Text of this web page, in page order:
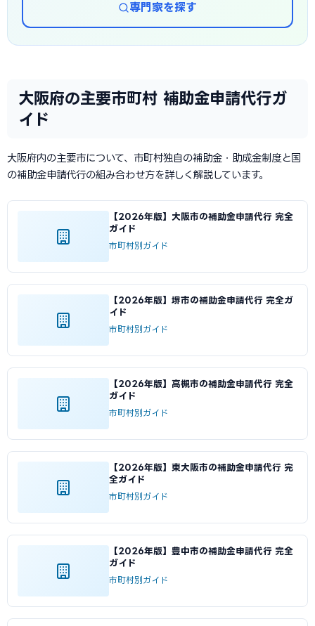
専門家を探す
大阪府の主要市町村 補助金申請代行ガ
イド
大阪府内の主要市について、市町村独自の補助金・助成金制度と国
の補助金申請代行の組み合わせ方を詳しく解説しています。
【2026年版】大阪市の補助金申請代行 完全
ガイド
市町村別ガイド
【2026年版】堺市の補助金申請代行 完全ガ
イド
市町村別ガイド
【2026年版】高槻市の補助金申請代行 完全
ガイド
市町村別ガイド
【2026年版】東大阪市の補助金申請代行 完
全ガイド
市町村別ガイド
【2026年版】豊中市の補助金申請代行 完全
ガイド
市町村別ガイド